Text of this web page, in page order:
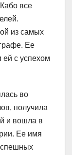
все
из самых
Ее
ей с успехом
во
получила
и вошла в
Ее имя